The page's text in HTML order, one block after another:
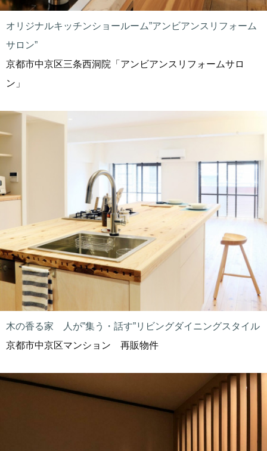
オリジナルキッチンショールーム”アンビアンスリフォーム
サロン”
京都市中京区三条西洞院「アンビアンスリフォームサロ
ン」
木の香る家 人が”集う・話す”リビングダイニングスタイル
京都市中京区マンション 再販物件